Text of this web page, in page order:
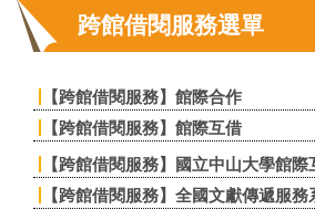
跨館借閱服務選單
【跨館借閱服務】館際合作
【跨館借閱服務】館際互借
【跨館借閱服務】國立中山大學館
【跨館借閱服務】全國文獻傳遞服務